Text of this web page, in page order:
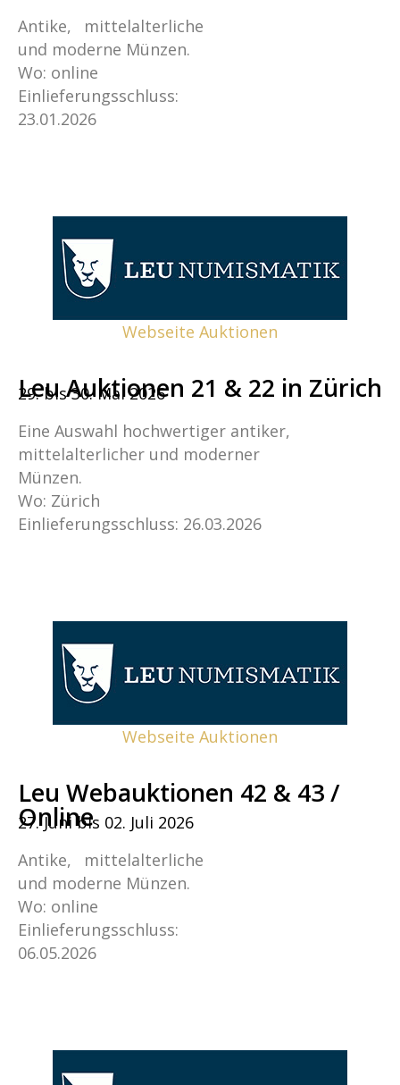
Antike, mittelalterliche
und moderne Münzen.
Wo: online
Einlieferungsschluss:
23.01.2026
Webseite Auktionen
Leu Auktionen 21 & 22 in Zürich
29. bis 30. Mai 2026
Eine Auswahl hochwertiger antiker,
mittelalterlicher und moderner
Münzen.
Wo: Zürich
Einlieferungsschluss: 26.03.2026
Webseite Auktionen
Leu Webauktionen 42 & 43 /
Online
27. Juni bis 02. Juli 2026
Antike, mittelalterliche
und moderne Münzen.
Wo: online
Einlieferungsschluss:
06.05.2026